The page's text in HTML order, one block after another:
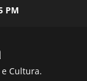
PM
e Cultura.